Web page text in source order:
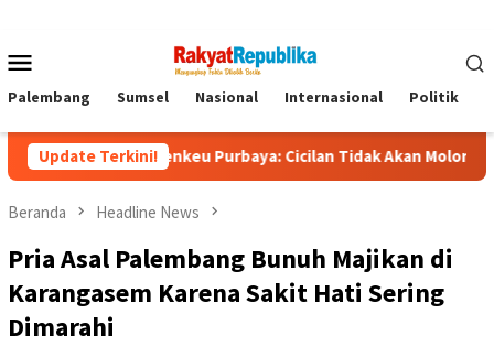
Mobile
Palembang Sumsel Nasional Internasional Politik
Update Terkini!
Menkeu Purbaya: Cicilan Tidak Akan Molor Dorong
Beranda Headline News
Pria Asal Palembang Bunuh Majikan di
Karangasem Karena Sakit Hati Sering
Dimarahi